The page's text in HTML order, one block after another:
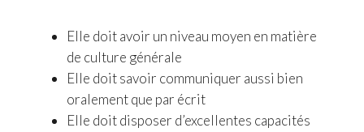
Elle doit avoir un niveau moyen en matière
de culture générale
Elle doit savoir communiquer aussi bien
oralement que par écrit
Elle doit disposer d’excellentes capacités